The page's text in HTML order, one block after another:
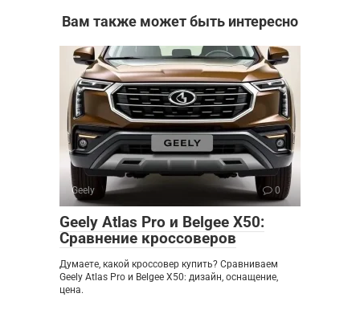
Вам также может быть интересно
Geely 0
Geely Atlas Pro и Belgee X50:
Сравнение кроссоверов
Думаете, какой кроссовер купить? Сравниваем
Geely Atlas Pro и Belgee X50: дизайн, оснащение,
цена.